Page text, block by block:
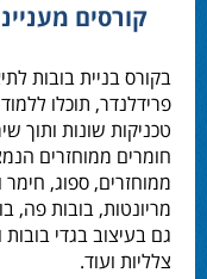
קורסים
בקורס בניית בובות
פרידלנדר, תוכלו
טכניקות שונות ותוך
חומרים ממוחזרים
ממוחזרים, ספוג, חימר
מריונטות, בובות פה,
גם בעיצוב בגדי
צלליות ועוד.